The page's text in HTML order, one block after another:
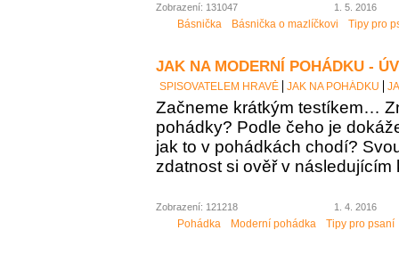
Zobrazení: 131047 1. 5. 2016
Básnička Básnička o mazlíčkovi Tipy pro
JAK NA MODERNÍ POHÁDKU -
SPISOVATELEM HRAVĚ JAK NA POHÁDKU
Začneme krátkým testíkem…
pohádky? Podle čeho je
jak to v pohádkách chodí?
zdatnost si ověř v následujícím
Zobrazení: 121218 1. 4. 2016
Pohádka Moderní pohádka Tipy pro psaní